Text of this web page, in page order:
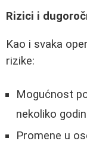
Rizici i
Kao i svaka
rizike:
Mogućnost
nekoliko
Promene u